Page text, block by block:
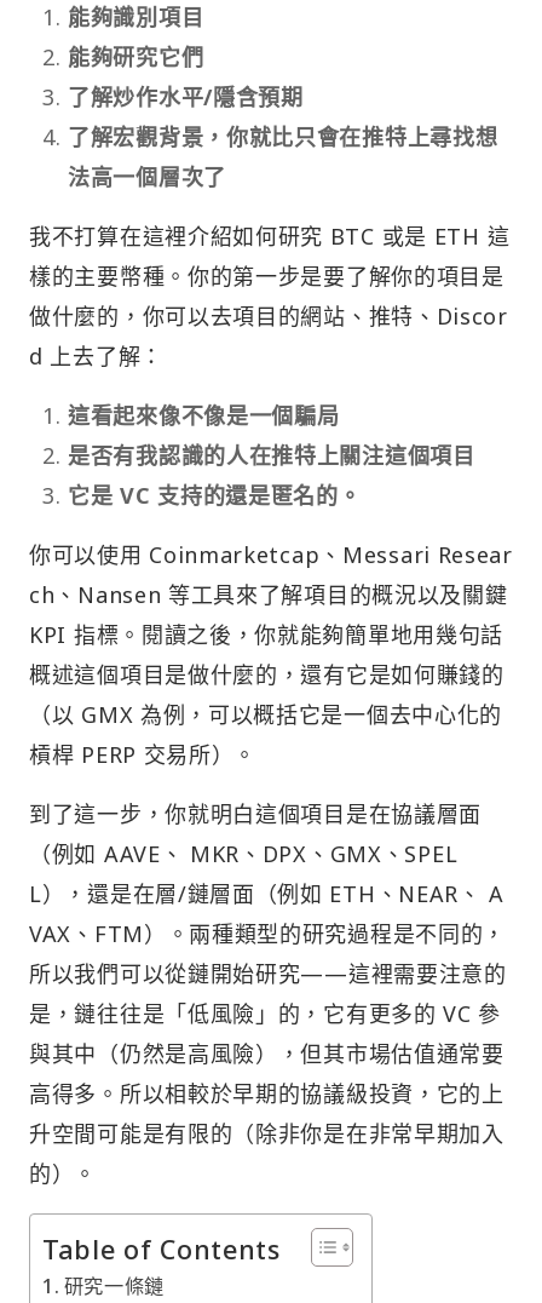
能夠識別項目
能夠研究它們
了解炒作水平/隱含預期
了解宏觀背景，你就比只會在推特上尋找想
法高一個層次了
我不打算在這裡介紹如何研究 BTC 或是 ETH 這
樣的主要幣種。你的第一步是要了解你的項目是
做什麼的，你可以去項目的網站、推特、Discor
d 上去了解：
這看起來像不像是一個騙局
是否有我認識的人在推特上關注這個項目
它是 VC 支持的還是匿名的。
你可以使用 Coinmarketcap、Messari Resear
ch、Nansen 等工具來了解項目的概況以及關鍵
KPI 指標。閱讀之後，你就能夠簡單地用幾句話
概述這個項目是做什麼的，還有它是如何賺錢的
（以 GMX 為例，可以概括它是一個去中心化的
槓桿 PERP 交易所）。
到了這一步，你就明白這個項目是在協議層面
（例如 AAVE、 MKR、DPX、GMX、SPEL
L），還是在層/鏈層面（例如 ETH、NEAR、 A
VAX、FTM）。兩種類型的研究過程是不同的，
所以我們可以從鏈開始研究——這裡需要注意的
是，鏈往往是「低風險」的，它有更多的 VC 參
與其中（仍然是高風險），但其市場估值通常要
高得多。所以相較於早期的協議級投資，它的上
升空間可能是有限的（除非你是在非常早期加入
的）。
Table of Contents
研究一條鏈